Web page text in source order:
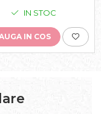
IN STOC
IN COS